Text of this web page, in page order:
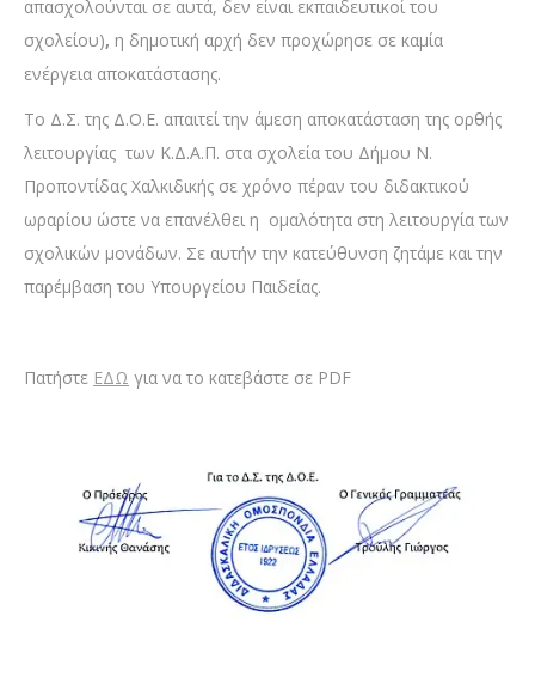
απασχολούνται σε αυτά, δεν είναι εκπαιδευτικοί του
σχολείου), η δημοτική αρχή δεν προχώρησε σε καμία
ενέργεια αποκατάστασης.
Το Δ.Σ. της Δ.Ο.Ε. απαιτεί την άμεση αποκατάσταση της ορθής
λειτουργίας των Κ.Δ.Α.Π. στα σχολεία του Δήμου Ν.
Προποντίδας Χαλκιδικής σε χρόνο πέραν του διδακτικού
ωραρίου ώστε να επανέλθει η ομαλότητα στη λειτουργία των
σχολικών μονάδων. Σε αυτήν την κατεύθυνση ζητάμε και την
παρέμβαση του Υπουργείου Παιδείας.
Πατήστε ΕΔΩ για να το κατεβάστε σε PDF